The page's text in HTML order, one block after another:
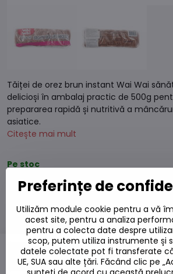
Tăiței de orez brun instant Wai Wai
delicioși în ambalaj practic de 500g
prepararea rapidă și nutritivă a
asiatice.
Citește mai mult
Pe stoc
18,87 L
excl. TVA
Adaugă
Preferințe de
Utilizăm module cookie pentru a vă
acest site, pentru a analiza
pentru a colecta date despre
scop, putem utiliza instrumente și
datele colectate pot fi transferate
UE, SUA sau alte țări. Făcând clic pe